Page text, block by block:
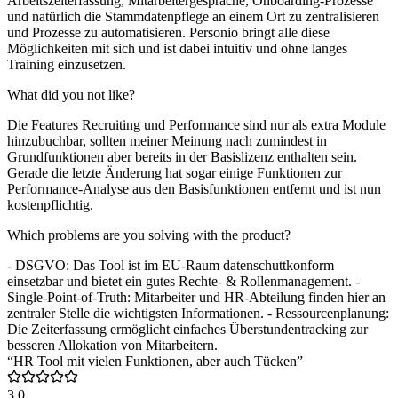
und natürlich die Stammdatenpflege an einem Ort zu zentralisieren
und Prozesse zu automatisieren. Personio bringt alle diese
Möglichkeiten mit sich und ist dabei intuitiv und ohne langes
Training einzusetzen.
What did you not like?
Die Features Recruiting und Performance sind nur als extra Module
hinzubuchbar, sollten meiner Meinung nach zumindest in
Grundfunktionen aber bereits in der Basislizenz enthalten sein.
Gerade die letzte Änderung hat sogar einige Funktionen zur
Performance-Analyse aus den Basisfunktionen entfernt und ist nun
kostenpflichtig.
Which problems are you solving with the product?
- DSGVO: Das Tool ist im EU-Raum datenschuttkonform
einsetzbar und bietet ein gutes Rechte- & Rollenmanagement. -
Single-Point-of-Truth: Mitarbeiter und HR-Abteilung finden hier an
zentraler Stelle die wichtigsten Informationen. - Ressourcenplanung:
Die Zeiterfassung ermöglicht einfaches Überstundentracking zur
besseren Allokation von Mitarbeitern.
“HR Tool mit vielen Funktionen, aber auch Tücken”